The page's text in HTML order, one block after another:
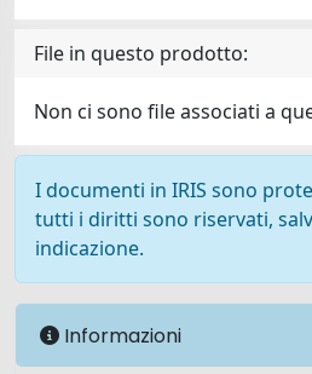
File in questo prodotto:
Non ci sono file associati a
I documenti in IRIS sono
tutti i diritti sono riservati,
indicazione.
Informazioni